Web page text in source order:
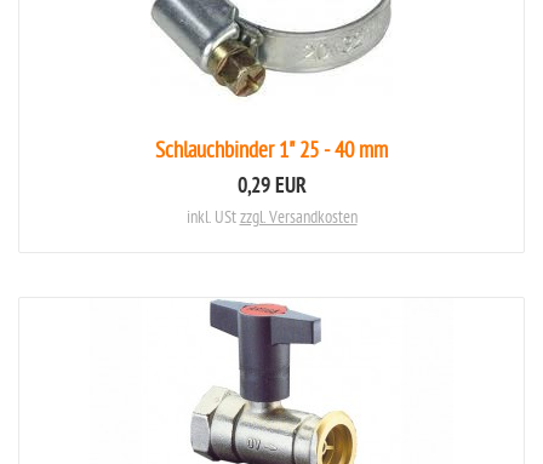
Schlauchbinder 1" 25 - 40 mm
0,29 EUR
inkl. UStzzgl. Versandkosten